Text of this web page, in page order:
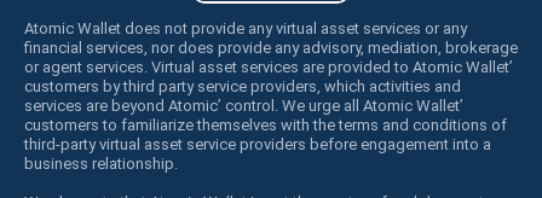
Atomic Wallet does not provide any virtual asset services or any
financial services, nor does provide any advisory, mediation, brokerage
or agent services. Virtual asset services are provided to Atomic Wallet’
customers by third party service providers, which activities and
services are beyond Atomic’ control. We urge all Atomic Wallet’
customers to familiarize themselves with the terms and conditions of
third-party virtual asset service providers before engagement into a
business relationship.